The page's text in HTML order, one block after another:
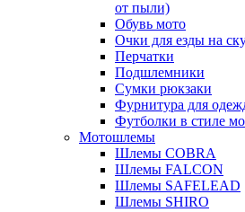
от пыли)
Обувь мото
Очки для езды на
Перчатки
Подшлемники
Сумки рюкзаки
Фурнитура для
Футболки в стиле
Мотошлемы
Шлемы COBRA
Шлемы FALCON
Шлемы SAFELEAD
Шлемы SHIRO